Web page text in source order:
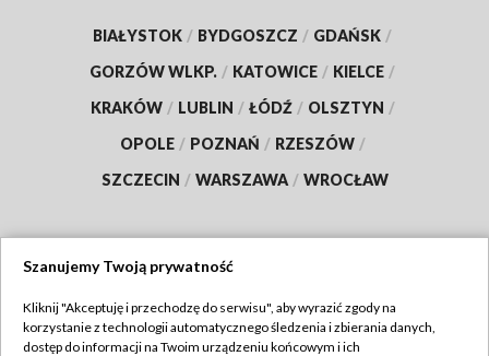
BIAŁYSTOK / BYDGOSZCZ / GDAŃSK /
GORZÓW WLKP. / KATOWICE / KIELCE /
KRAKÓW / LUBLIN / ŁÓDŹ / OLSZTYN /
OPOLE / POZNAŃ / RZESZÓW /
SZCZECIN / WARSZAWA / WROCŁAW
TVP
Szanujemy Twoją prywatność
Kliknij "Akceptuję i przechodzę do serwisu", aby wyrazić zgody na
korzystanie z technologii automatycznego śledzenia i zbierania danych,
dostęp do informacji na Twoim urządzeniu końcowym i ich